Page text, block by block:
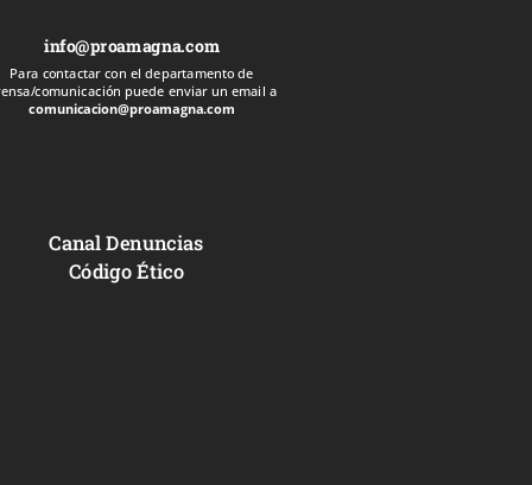
info@proamagna.com
Para contactar con el departamento de
comunicación puede enviar un email a
comunicacion@proamagna.com
Canal Denuncias
Código Ético